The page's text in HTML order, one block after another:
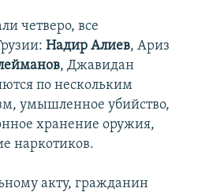
четверо, все
Надир Алиев, Ариз
, Джавидан
по нескольким
умышленное убийство,
хранение оружия,
наркотиков.
акту, гражданин